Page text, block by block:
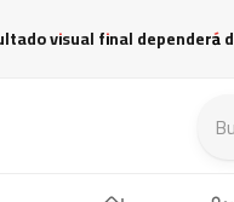
visual final dependerá